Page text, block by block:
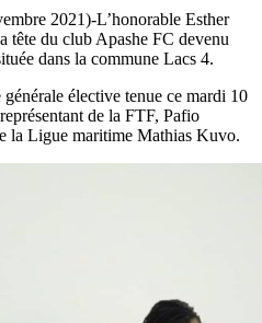
2021)-L’honorable Esther
tête du club Apashe FC devenu
dans la commune Lacs 4.
générale élective tenue ce mardi 10
de la FTF, Pafio
la Ligue maritime Mathias Kuvo.